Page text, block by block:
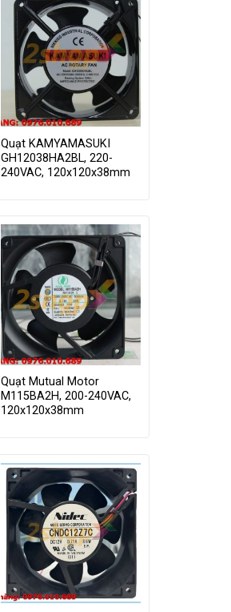
Quạt KAMYAMASUKI
GH12038HA2BL, 220-
240VAC, 120x120x38mm
Quạt Mutual Motor
M115BA2H, 200-240VAC,
120x120x38mm